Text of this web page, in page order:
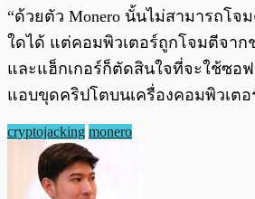
“ด้วยตัว Monero นั้นไม่สามารถโจ
ใดได้ แต่คอมพิวเตอร์ถูกโจมตีจาก
และแฮ็กเกอร์ก็ตัดสินใจที่จะใช้ซอฟ
แอบขุดคริปโตบนเครื่องคอมพิวเตอ
cryptojacking monero